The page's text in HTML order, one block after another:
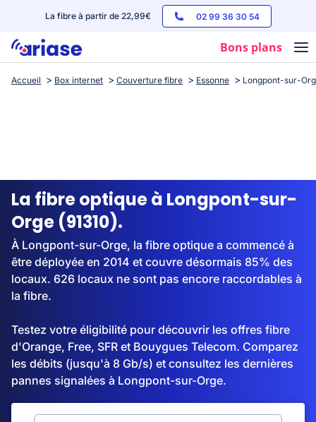
La fibre à partir de 22,99€ 02 99 36 30 54
Bons plans
Box internet
Streaming
Accueil Box internet Couverture fibre Essonne Longpont-sur-
La fibre optique à Longpont-sur-
Orge (91310).
À Longpont-sur-Orge, la fibre optique a commencé à
être déployée en 2014 et couvre désormais 85% des
locaux. 626 locaux ne sont pas encore raccordables à
la fibre.
Testez votre éligibilité pour découvrir les offres fibre
d'Orange, Free, SFR et Bouygues Telecom. Comparez
les débits (jusqu'à 8 Gb/s) et consultez les dernières
pannes signalées à Longpont-sur-Orge.